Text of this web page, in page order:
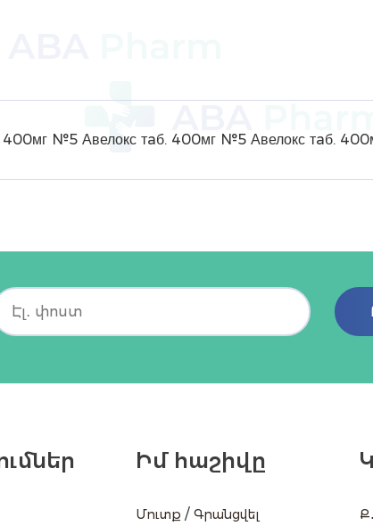
400мг №5 Авелокс тaб. 400мг №5 Авелокс тaб.
Իմ հաշիվը
Մուտք / Գրանցվել